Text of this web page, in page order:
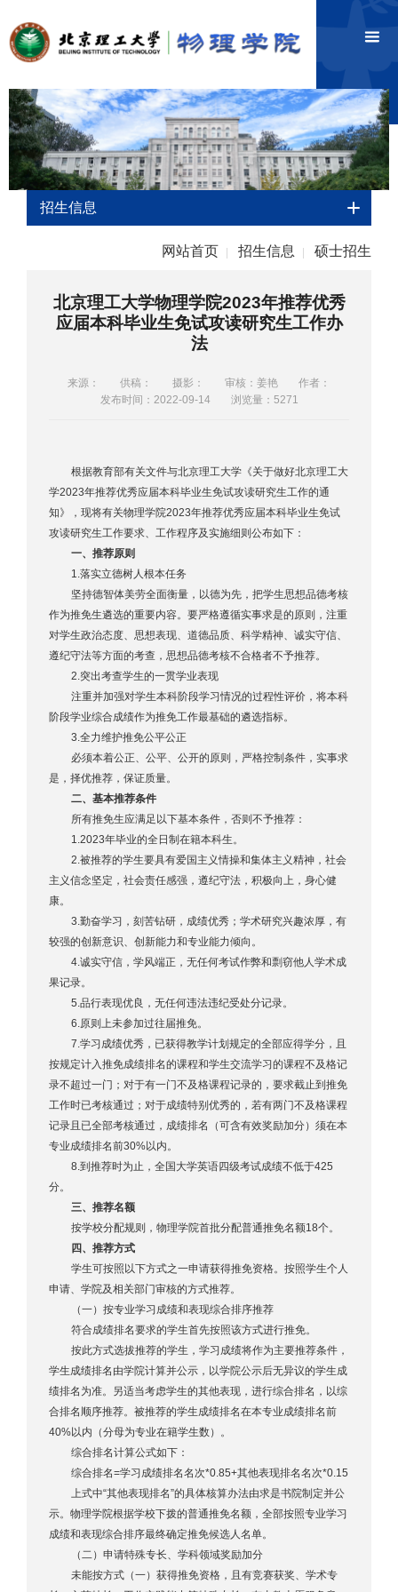
招生信息
网站首页 招生信息 硕士招生
北京理工大学物理学院2023年推荐优秀
应届本科毕业生免试攻读研究生工作办
法
来源： 供稿： 摄影： 审核：姜艳
作者：
发布时间：2022-09-14
浏览量： 5271
根据教育部有关文件与北京理工大学《关于做好北京理工大
学2023年推荐优秀应届本科毕业生免试攻读研究生工作的通
知》，现将有关物理学院2023年推荐优秀应届本科毕业生免试
攻读研究生工作要求、工作程序及实施细则公布如下：
一、推荐原则
1.落实立德树人根本任务
坚持德智体美劳全面衡量，以德为先，把学生思想品德考核
作为推免生遴选的重要内容。要严格遵循实事求是的原则，注重
对学生政治态度、思想表现、道德品质、科学精神、诚实守信、
遵纪守法等方面的考查，思想品德考核不合格者不予推荐。
2.突出考查学生的一贯学业表现
注重并加强对学生本科阶段学习情况的过程性评价，将本科
阶段学业综合成绩作为推免工作最基础的遴选指标。
3.全力维护推免公平公正
必须本着公正、公平、公开的原则，严格控制条件，实事求
是，择优推荐，保证质量。
二、基本推荐条件
所有推免生应满足以下基本条件，否则不予推荐：
1.2023年毕业的全日制在籍本科生。
2.被推荐的学生要具有爱国主义情操和集体主义精神，社会
主义信念坚定，社会责任感强，遵纪守法，积极向上，身心健
康。
3.勤奋学习，刻苦钻研，成绩优秀；学术研究兴趣浓厚，有
较强的创新意识、创新能力和专业能力倾向。
4.诚实守信，学风端正，无任何考试作弊和剽窃他人学术成
果记录。
5.品行表现优良，无任何违法违纪受处分记录。
6.原则上未参加过往届推免。
7.学习成绩优秀，已获得教学计划规定的全部应得学分，且
按规定计入推免成绩排名的课程和学生交流学习的课程不及格记
录不超过一门；对于有一门不及格课程记录的，要求截止到推免
工作时已考核通过；对于成绩特别优秀的，若有两门不及格课程
记录且已全部考核通过，成绩排名（可含有效奖励加分）须在本
专业成绩排名前30%以内。
8.到推荐时为止，全国大学英语四级考试成绩不低于425
分。
三、推荐名额
按学校分配规则，物理学院首批分配普通推免名额18个。
四、推荐方式
学生可按照以下方式之一申请获得推免资格。按照学生个人
申请、学院及相关部门审核的方式推荐。
（一）按专业学习成绩和表现综合排序推荐
符合成绩排名要求的学生首先按照该方式进行推免。
按此方式选拔推荐的学生，学习成绩将作为主要推荐条件，
学生成绩排名由学院计算并公示，以学院公示后无异议的学生成
绩排名为准。另适当考虑学生的其他表现，进行综合排名，以综
合排名顺序推荐。被推荐的学生成绩排名在本专业成绩排名前
40%以内（分母为专业在籍学生数）。
综合排名计算公式如下：
综合排名=学习成绩排名名次*0.85+其他表现排名名次*0.15
上式中“其他表现排名”的具体核算办法由求是书院制定并公
示。物理学院根据学校下拨的普通推免名额，全部按照专业学习
成绩和表现综合排序最终确定推免候选人名单。
（二）申请特殊专长、学科领域奖励加分
未能按方式（一）获得推免资格，且有竞赛获奖、学术专